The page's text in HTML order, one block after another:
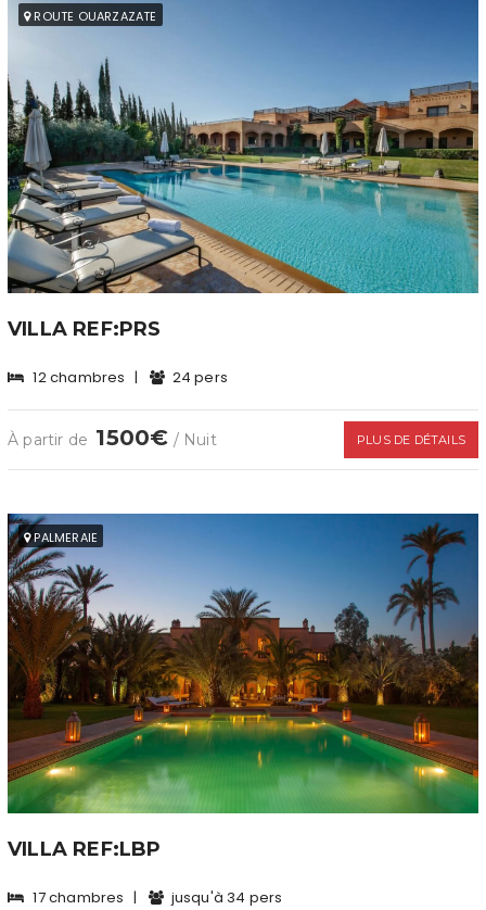
ROUTE OUARZAZATE
VILLA REF:PRS
12 chambres | 24 pers
À partir de 1500€ / Nuit PLUS DE DÉTAILS
PALMERAIE
VILLA REF:LBP
17 chambres | jusqu'à 34 pers